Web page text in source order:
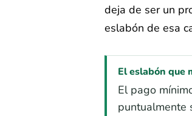
deja de ser un
eslabón de esa
El eslabón que
El pago
puntualmente